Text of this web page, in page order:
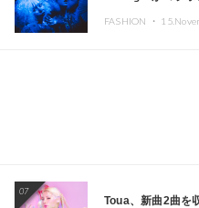
FASHION ・
07
Toua、新曲2曲を